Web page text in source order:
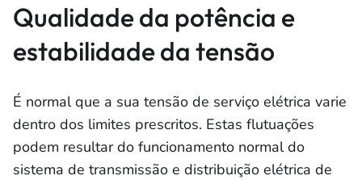
Qualidade da potência e
estabilidade da tensão
É normal que a sua tensão de serviço elétrica varie
dentro dos limites prescritos. Estas flutuações
podem resultar do funcionamento normal do
sistema de transmissão e distribuição elétrica de